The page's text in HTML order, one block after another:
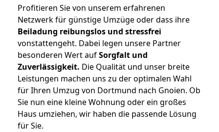
Profitieren Sie von unserem erfahrenen
Netzwerk für günstige Umzüge oder dass ihre
Beiladung reibungslos und stressfrei
vonstattengeht. Dabei legen unsere Partner
besonderen Wert aufSorgfalt und
Zuverlässigkeit. Die Qualität und unser breite
Leistungen machen uns zu der optimalen Wahl
für Ihren Umzug von Dortmund nach Gnoien. Ob
Sie nun eine kleine Wohnung oder ein großes
Haus umziehen, wir haben die passende Lösung
für Sie.